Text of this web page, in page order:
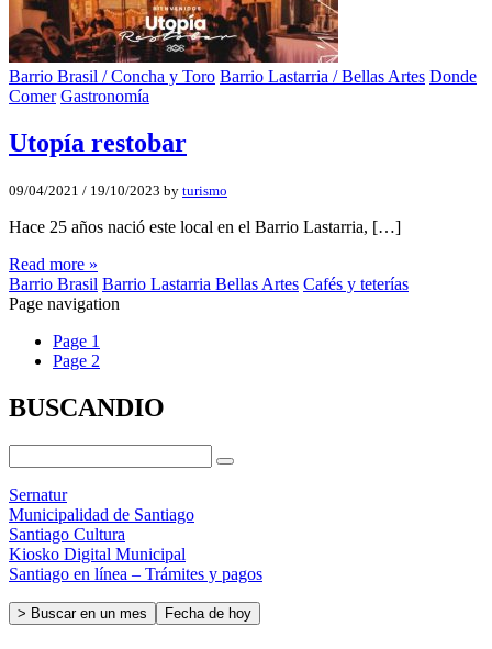
Barrio Brasil / Concha y Toro Barrio Lastarria / Bellas Artes Donde
Comer Gastronomía
Utopí­a restobar
09/04/2021 / 19/10/2023 by turismo
Hace 25 años nació este local en el Barrio Lastarria, […]
Read more »
Barrio Brasil Barrio Lastarria Bellas Artes Cafés y teterías
Page navigation
Page 1
Page 2
BUSCANDIO
Sernatur
Municipalidad de Santiago
Santiago Cultura
Kiosko Digital Municipal
Santiago en línea – Trámites y pagos
> Buscar en un mes Fecha de hoy